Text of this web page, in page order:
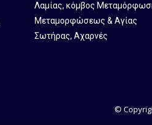
Λαμίας, κόμβος
Μεταμορφώσεως & Αγίας
Σωτήρας, Αχαρνές
©